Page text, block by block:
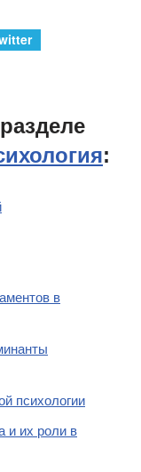
:
в
психологии
и их роли в